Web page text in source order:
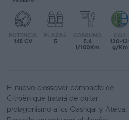
Favoritos
Concesionarios
Blog
Ventas
POTENCIA
145 CV
PLAZAS
5
CONSUMO
5.4
l/100Km
CO2
120-121
g/Km
El nuevo crossover compacto de
Citroën que tratará de quitar
protagonismo a los Qashqai y Ateca.